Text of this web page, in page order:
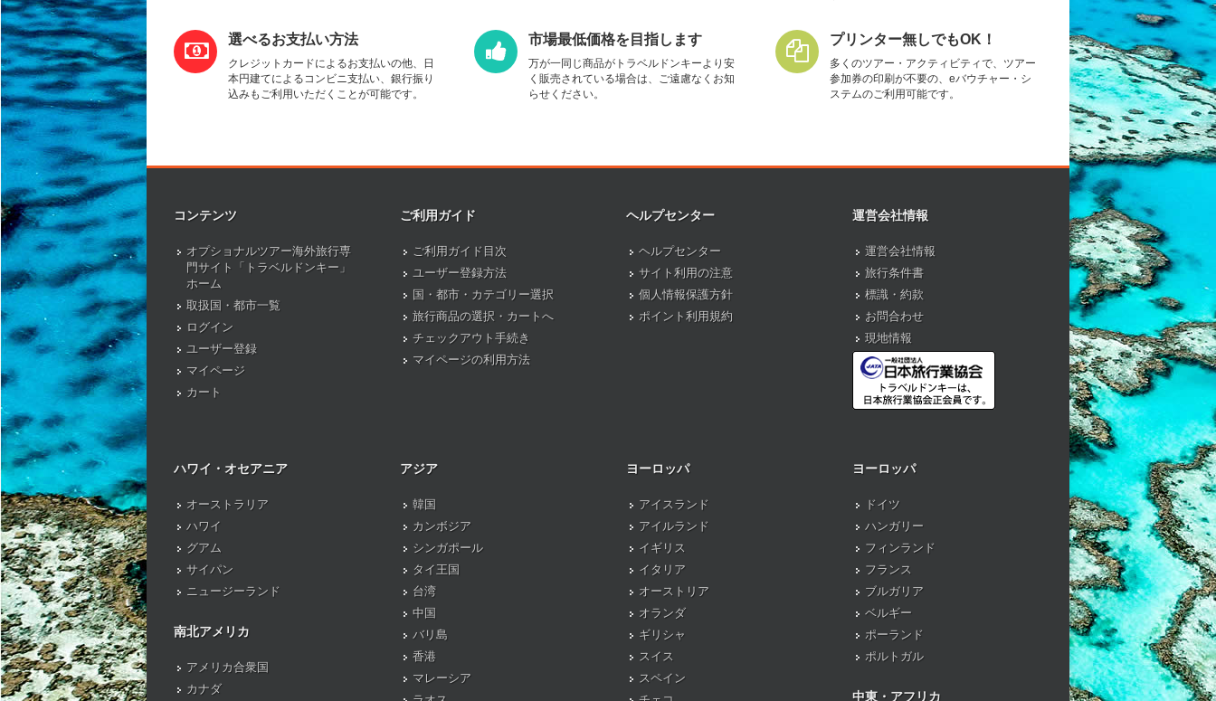
選べるお支払い方法
クレジットカードによるお支払いの他、日
本円建てによるコンビニ支払い、銀行振り
込みもご利用いただくことが可能です。
市場最低価格を目指します
万が一同じ商品がトラベルドンキーより安
く販売されている場合は、ご遠慮なくお知
らせください。
プリンター無しでもOK！
多くのツアー・アクティビティで、ツアー
参加券の印刷が不要の、eバウチャー・シ
ステムのご利用可能です。
コンテンツ
オプショナルツアー海外旅行専
門サイト「トラベルドンキー」
ホーム
取扱国・都市一覧
ログイン
ユーザー登録
マイページ
カート
ご利用ガイド
ご利用ガイド目次
ユーザー登録方法
国・都市・カテゴリー選択
旅行商品の選択・カートへ
チェックアウト手続き
マイページの利用方法
ヘルプセンター
ヘルプセンター
サイト利用の注意
個人情報保護方針
ポイント利用規約
運営会社情報
運営会社情報
旅行条件書
標識・約款
お問合わせ
現地情報
ハワイ・オセアニア
オーストラリア
ハワイ
グアム
サイパン
ニュージーランド
南北アメリカ
アメリカ合衆国
カナダ
アジア
韓国
カンボジア
シンガポール
タイ王国
台湾
中国
バリ島
香港
マレーシア
ヨーロッパ
アイスランド
アイルランド
イギリス
イタリア
オーストリア
オランダ
ギリシャ
スイス
スペイン
ヨーロッパ
ドイツ
ハンガリー
フィンランド
フランス
ブルガリア
ベルギー
ポーランド
ポルトガル
中東・アフリカ